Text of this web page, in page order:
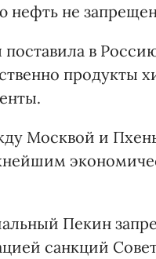
нефть не
в
продукты
Москвой и
Пекин
санкций